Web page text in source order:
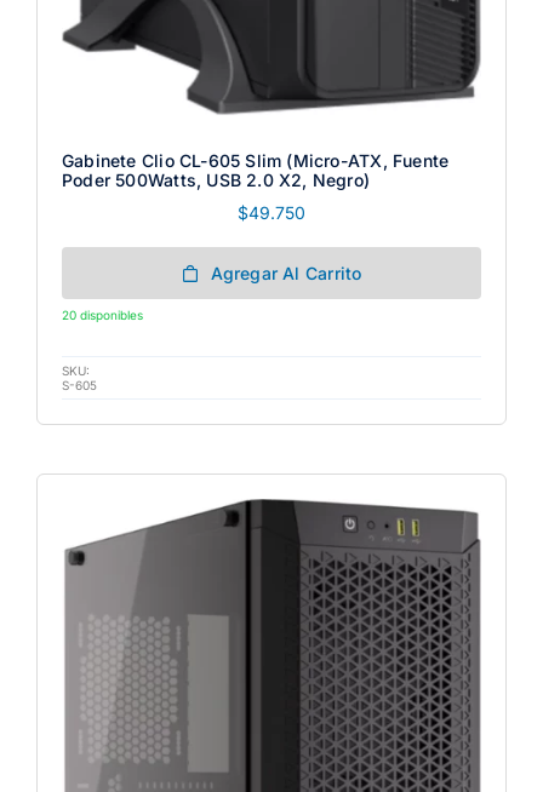
Gabinete Clio CL-605 Slim (Micro-ATX, Fuente
Poder 500Watts, USB 2.0 X2, Negro)
$49.750
Agregar Al Carrito
20 disponibles
SKU:
S-605